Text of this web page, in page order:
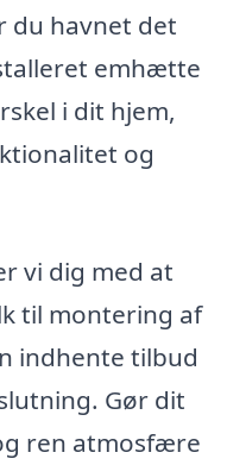
du havnet det
emhætte
i dit hjem,
og
vi dig med at
til montering af
indhente tilbud
Gør dit
ren atmosfære